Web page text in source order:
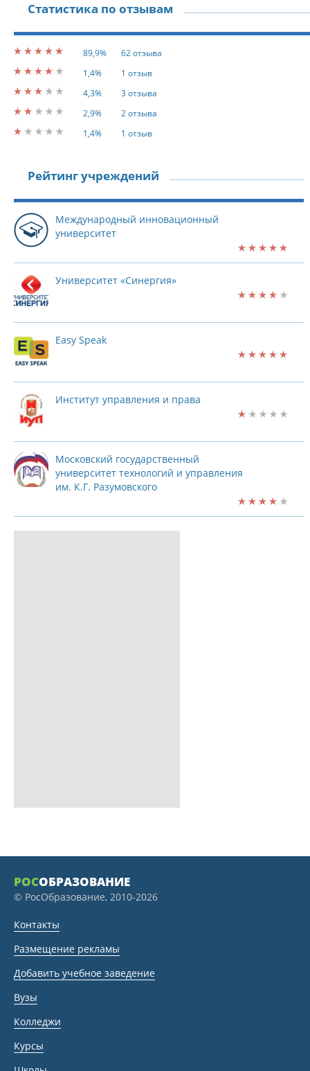
Статистика по отзывам
89,9%
62 отзыва
1,4%
1 отзыв
4,3%
3 отзыва
2,9%
2 отзыва
1,4%
1 отзыв
Рейтинг учреждений
Международный инновационный
университет
Университет «Синергия»
Easy Speak
Институт управления и права
Московский государственный
университет технологий и управления
им. К.Г. Разумовского
РОСОБРАЗОВАНИЕ
© РосОбразование, 2010-2026
Контакты
Размещение рекламы
Добавить учебное заведение
Вузы
Колледжи
Курсы